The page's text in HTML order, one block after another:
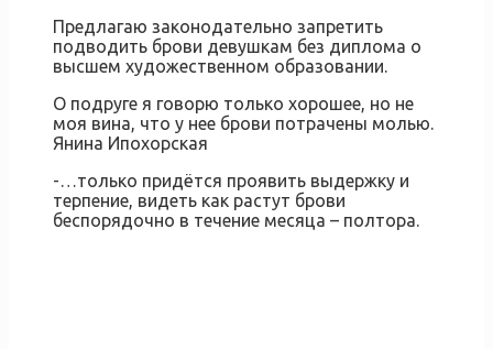
Предлагаю законодательно запретить
подводить брови девушкам без диплома о
высшем художественном образовании.
О подруге я говорю только хорошее, но не
моя вина, что у нее брови потрачены молью.
Янина Ипохорская
-…только придётся проявить выдержку и
терпение, видеть как растут брови
беспорядочно в течение месяца – полтора.